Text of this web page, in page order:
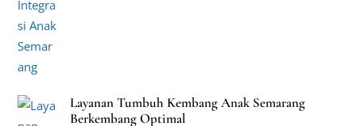
Layanan Tumbuh Kembang Anak Semarang
Berkembang Optimal